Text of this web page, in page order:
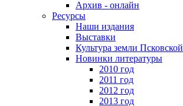
Архив - онлайн
Ресурсы
Наши издания
Выставки
Культура земли Псковской
Новинки литературы
2010 год
2011 год
2012 год
2013 год